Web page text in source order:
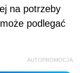
na potrzeby
podlegać
AUTOPROMOCJA